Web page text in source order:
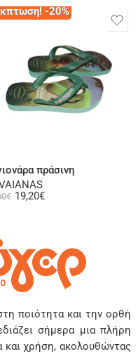
-20%
πράσινη
€ 19,20€
ποιότητα και την ορθή
σήμερα μια πλήρη
και χρήση, ακολουθώντας